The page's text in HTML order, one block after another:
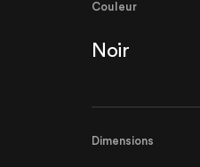
Couleur
Noir
Dimensions